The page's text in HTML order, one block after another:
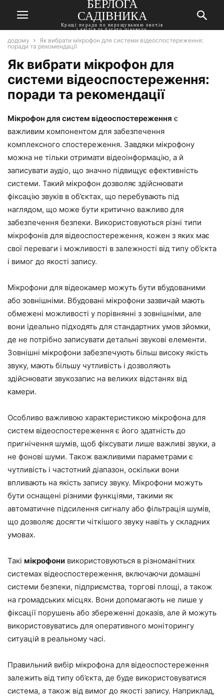
БЕРЛОГА
САДІВНИКА
Кращі поради по вирощуванню овочів
і квітів та багато цікавого
додому
Як вибрати мікрофон для системи відеоспостереження:
поради та рекомендації
Як вибрати мікрофон для
системи відеоспостереження:
поради та рекомендації
Мікрофон для систем відеоспостереження є
важливим компонентом для забезпечення
комплексного спостереження. Завдяки мікрофону
можна не тільки отримати відеоінформацію, а й
записувати аудіо, що значно підвищує ефективність
системи. Такий мікрофон дозволяє здійснювати
фіксацію звуків в об’єктах, що перебувають під
наглядом, що може бути критично важливо для
забезпечення безпеки. Використовуються різні типи
мікрофонів для відеоспостереження, кожен з яких має
свої переваги і можливості в залежності від типу об’єкта
і вимог до якості запису.
Мікрофони для відеокамер можуть бути вбудованими
або зовнішніми. Вбудовані мікрофони зазвичай мають
обмежені можливості у порівнянні з зовнішніми, але
вони ідеально підходять для стандартних умов зйомки,
де не потрібно записувати детальні звукові елементи.
Зовнішні мікрофони забезпечують більш високу якість
звуку, мають більшу чутливість і дозволяють
здійснювати звукозапис на великих відстанях від
камери.
Особливо важливою характеристикою мікрофона для
систем відеоспостереження є його здатність до
пригнічення шумів, щоб фіксувати лише важливі звуки, а
не фонові шуми. Також важливими параметрами є
чутливість і частотний діапазон, оскільки вони
впливають на якість запису звуку. Мікрофони можуть
бути оснащені різними функціями, такими як
автоматичне підсилення сигналу або фільтрація шумів,
що дозволяє досягти чіткішого звуку навіть у складних
умовах.
Такі мікрофони використовуються в різноманітних
системах відеоспостереження, включаючи домашні
системи безпеки, підприємства, торгові площі, а також
на громадських місцях. Вони допомагають не лише у
фіксації порушень або збереженні доказів, але й можуть
використовуватись для оперативного моніторингу
ситуацій в реальному часі.
Правильний вибір мікрофона для відеоспостереження
залежить від типу об’єкта, де буде використовуватися
система, а також від вимог до якості запису. Наприклад,